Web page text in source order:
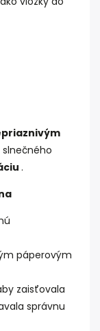
slnečného
.
páperovým
zaisťovala
správnu